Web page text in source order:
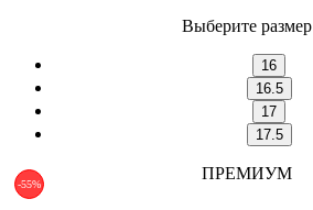
Выберите размер
16
16.5
17
17.5
-55%
ПРЕМИУМ